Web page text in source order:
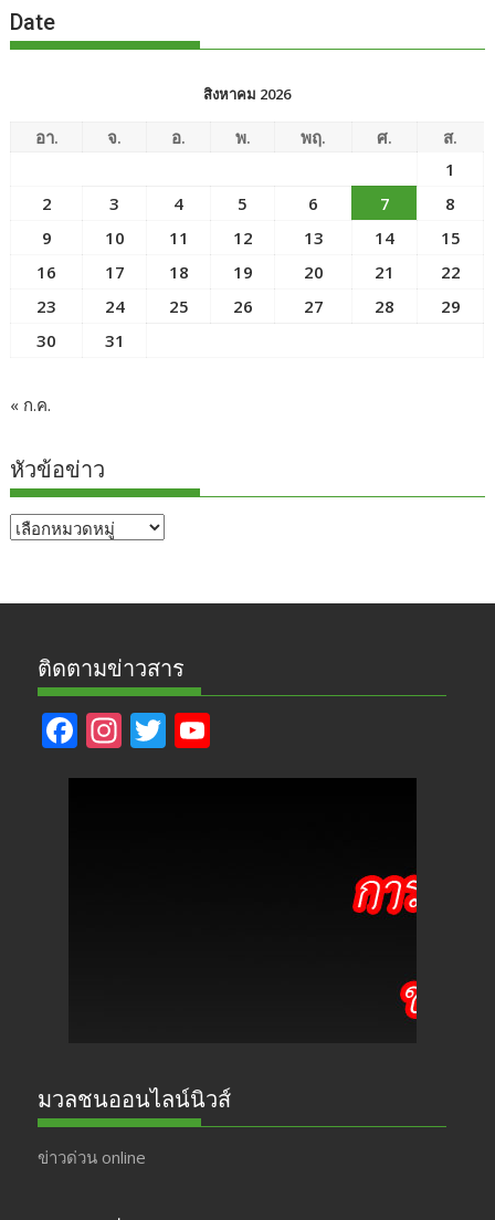
Date
สิงหาคม 2026
อา. จ. อ. พ. พฤ. ศ.
ส.
1
2
3 4 5 6 7
8
9
10 11 12 13 14
15
16
17 18 19 20 21
22
23
24 25 26 27 28
29
30
31
« ก.ค.
หัวข้อข่าว
หัวข้อ
ติดตามข่าวสาร
F
ac
In
st
T
w o
มวลชนออนไลน์นิวส์
ข่าวด่วน online